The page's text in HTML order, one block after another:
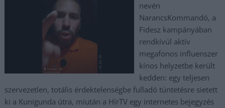
nevén
NarancsKommandó, a
Fidesz kampányában
rendkívül aktív
megafonos influenszer
kínos helyzetbe került
kedden: egy teljesen
szervezetlen, totális érdektelenségbe fulladó tüntetésre sietett
ki a Kunigunda útra, miután a HírTV egy internetes bejegyzés